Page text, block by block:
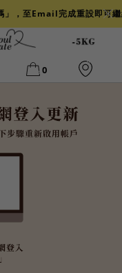
」，至Email完成重設即可
0